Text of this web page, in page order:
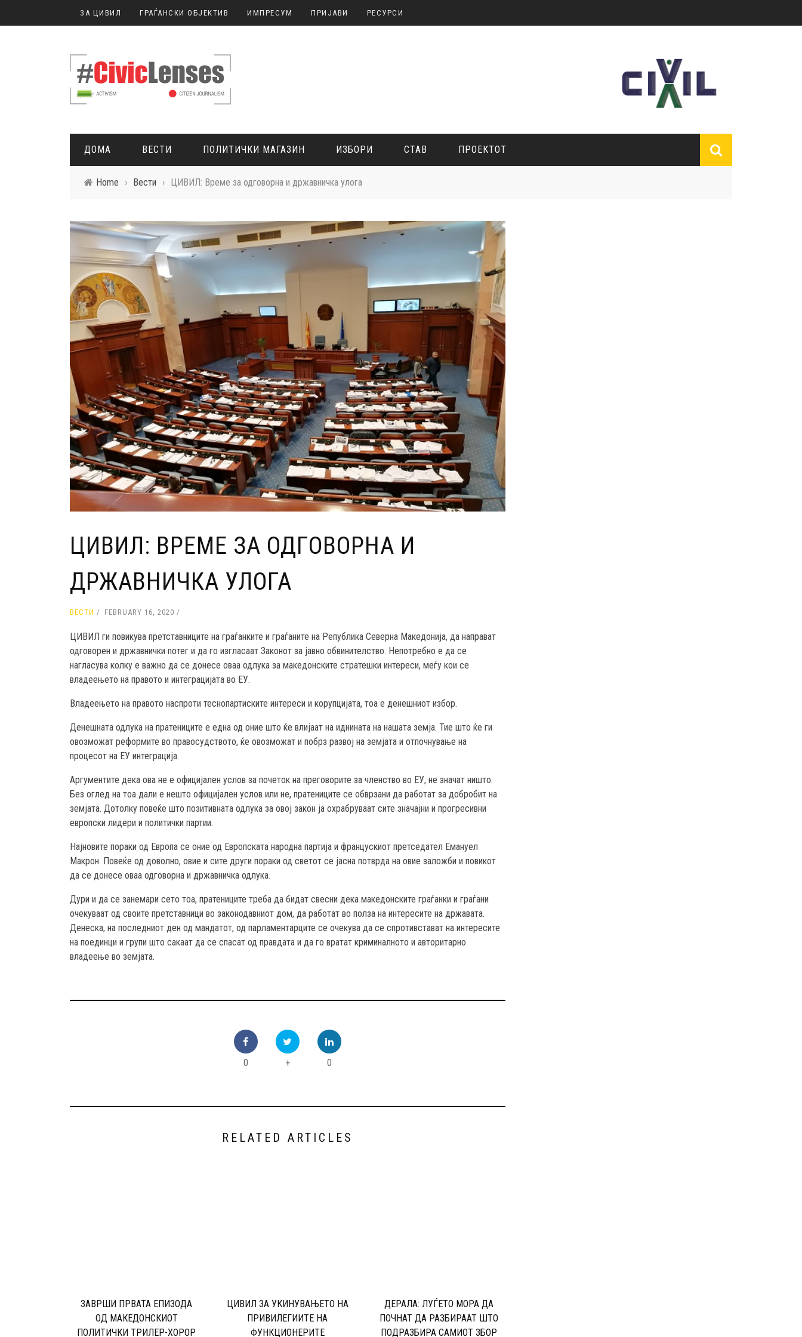
ГРАЃАНСКИ ОБЈЕКТИВ
ПОЛИТИЧКИ МАГАЗИН
ЗА ЦИВИЛ ГРАЃАНСКИ ОБЈЕКТИВ ИМПРЕСУМ ПРИЈАВИ РЕСУРСИ
ДОМА ВЕСТИ ПОЛИТИЧКИ МАГАЗИН ИЗБОРИ СТАВ ПРОЕКТОТ
Home › Вести › ЦИВИЛ: Време за одговорна и државничка улога
ЦИВИЛ: ВРЕМЕ ЗА ОДГОВОРНА И
ДРЖАВНИЧКА УЛОГА
ВЕСТИ FEBRUARY 16, 2020
ЦИВИЛ ги повикува претставниците на граѓанките и граѓаните на Република Северна Македонија, да направат
одговорен и државнички потег и да го изгласаат Законот за јавно обвинителство. Непотребно е да се
нагласува колку е важно да се донесе оваа одлука за македонските стратешки интереси, меѓу кои се
владеењето на правото и интеграцијата во ЕУ.
Владеењето на правото наспроти теснопартиските интереси и корупцијата, тоа е денешниот избор.
Денешната одлука на пратениците е една од оние што ќе влијаат на иднината на нашата земја. Тие што ќе ги
овозможат реформите во правосудството, ќе овозможат и побрз развој на земјата и отпочнување на
процесот на ЕУ интеграција.
Аргументите дека ова не е официјален услов за почеток на преговорите за членство во ЕУ, не значат ништо.
Без оглед на тоа дали е нешто официјален услов или не, пратениците се обврзани да работат за добробит на
земјата. Дотолку повеќе што позитивната одлука за овој закон ја охрабруваат сите значајни и прогресивни
европски лидери и политички партии.
Најновите пораки од Европа се оние од Европската народна партија и францускиот претседател Емануел
Макрон. Повеќе од доволно, овие и сите други пораки од светот се јасна потврда на овие заложби и повикот
да се донесе оваа одговорна и државничка одлука.
Дури и да се занемари сето тоа, пратениците треба да бидат свесни дека македонските граѓанки и граѓани
очекуваат од своите претставници во законодавниот дом, да работат во полза на интересите на државата.
Денеска, на последниот ден од мандатот, од парламентарците се очекува да се спротивстават на интересите
на поединци и групи што сакаат да се спасат од правдата и да го вратат криминалното и авторитарно
владеење во земјата.
0 + 0
RELATED ARTICLES
ЗАВРШИ ПРВАТА ЕПИЗОДА
ОД МАКЕДОНСКИОТ
ПОЛИТИЧКИ ТРИЛЕР-ХОРОР
ЦИВИЛ ЗА УКИНУВАЊЕТО НА
ПРИВИЛЕГИИТЕ НА
ФУНКЦИОНЕРИТЕ
ДЕРАЛА: ЛУЃЕТО МОРА ДА
ПОЧНАТ ДА РАЗБИРААТ ШТО
ПОДРАЗБИРА САМИОТ ЗБОР